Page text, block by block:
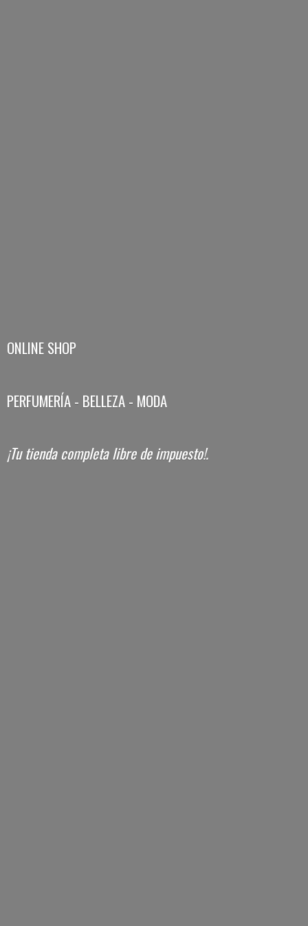
ONLINE SHOP
PERFUMERÍA - BELLEZA - MODA
¡Tu tienda completa librede impuesto!.